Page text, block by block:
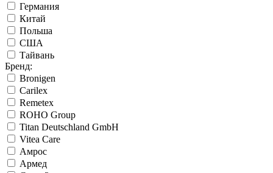
Германия
Китай
Польша
США
Тайвань
Бренд:
Bronigen
Carilex
Remetex
ROHO Group
Titan Deutschland GmbH
Vitea Care
Амрос
Армед